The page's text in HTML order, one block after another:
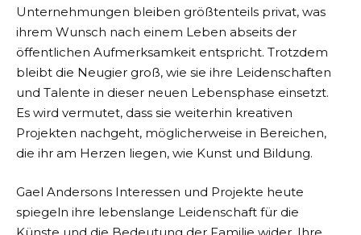
Unternehmungen bleiben größtenteils privat, was
ihrem Wunsch nach einem Leben abseits der
öffentlichen Aufmerksamkeit entspricht. Trotzdem
bleibt die Neugier groß, wie sie ihre Leidenschaften
und Talente in dieser neuen Lebensphase einsetzt.
Es wird vermutet, dass sie weiterhin kreativen
Projekten nachgeht, möglicherweise in Bereichen,
die ihr am Herzen liegen, wie Kunst und Bildung.
Gael Andersons Interessen und Projekte heute
spiegeln ihre lebenslange Leidenschaft für die
Künste und die Bedeutung der Familie wider. Ihre